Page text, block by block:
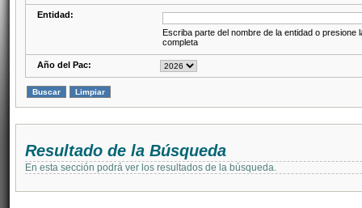
Entidad:
Escriba parte del nombre de la entidad o presione
completa
Año del Pac:
Resultado de la Búsqueda
En esta sección podrá ver los resultados de la búsqueda.